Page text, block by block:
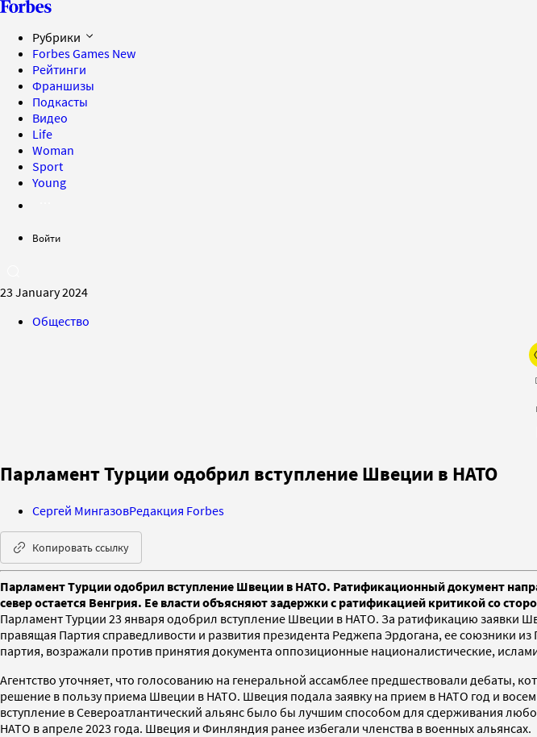
Рубрики
Forbes Games New
Рейтинги
Франшизы
Подкасты
Видео
Life
Woman
Sport
Young
Войти
23 January 2024
Общество
Парламент Турции одобрил вступление Швеции в НАТО
Сергей МингазовРедакция Forbes
Копировать ссылку
Парламент Турции одобрил вступление Швеции в НАТО. Ратификационный документ
север остается Венгрия. Ее власти объясняют задержки с ратификацией критикой со
Парламент Турции 23 января одобрил вступление Швеции в НАТО. За ратификацию заявки
правящая Партия справедливости и развития президента Реджепа Эрдогана, ее союзники
партия, возражали против принятия документа оппозиционные националистические,
Агентство уточняет, что голосованию на генеральной ассамблее предшествовали дебаты,
решение в пользу приема Швеции в НАТО. Швеция подала заявку на прием в НАТО год и
вступление в Североатлантический альянс было бы лучшим способом для сдерживания
НАТО в апреле 2023 года. Швеция и Финляндия ранее избегали членства в военных альянсах.